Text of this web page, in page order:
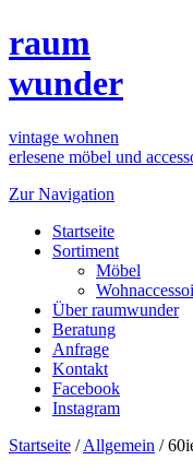
raum
wunder
vintage wohnen
erlesene möbel und
Zur Navigation
Startseite
Sortiment
Möbel
Über raumwunder
Beratung
Anfrage
Kontakt
Facebook
Instagram
Startseite /Allgemein /